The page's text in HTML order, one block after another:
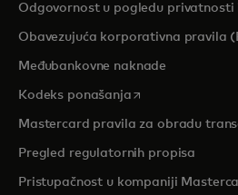
Odgovornost u pogledu
Obavezujuća korporativna pravila
Međubankovne naknade
Kodeks ponašanjaopens in a new
Mastercard pravila za obradu
Pregled regulatornih propisa
Pristupačnost u kompaniji